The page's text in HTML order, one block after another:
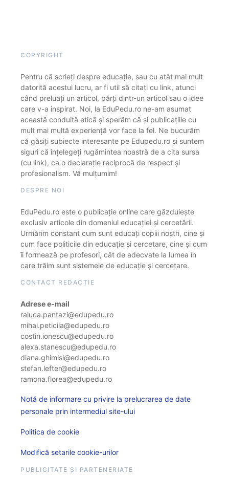
COPYRIGHT
Pentru că scrieți despre educație, sau cu atât mai mult
datorită acestui lucru, ar fi util să citați cu link, atunci
când preluați un articol, părți dintr-un articol sau o idee
care v-a inspirat. Noi, la EduPedu.ro ne-am asumat
această conduită etică și sperăm că și publicațiile cu
mult mai multă experiență vor face la fel. Ne bucurăm
că găsiți subiecte interesante pe Edupedu.ro și suntem
siguri că înțelegeți rugămintea noastră de a cita sursa
(cu link), ca o declarație reciprocă de respect și
profesionalism. Vă mulțumim!
DESPRE NOI
EduPedu.ro este o publicație online care găzduiește
exclusiv articole din domeniul educației și cercetării.
Urmărim constant cum sunt educați copiii noștri, cine și
cum face politicile din educație și cercetare, cine și cum
îi formează pe profesori, cât de adecvate la lumea în
care trăim sunt sistemele de educație și cercetare.
CONTACT REDACȚIE
Adrese e-mail
raluca.pantazi@edupedu.ro
mihai.peticila@edupedu.ro
costin.ionescu@edupedu.ro
alexa.stanescu@edupedu.ro
diana.ghimisi@edupedu.ro
stefan.lefter@edupedu.ro
ramona.florea@edupedu.ro
Notă de informare cu privire la prelucrarea de date
personale prin intermediul site-ului
Politica de cookie
Modifică setarile cookie-urilor
PUBLICITATE ȘI PARTENERIATE